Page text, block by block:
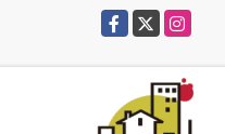
Facebook
X Instagram